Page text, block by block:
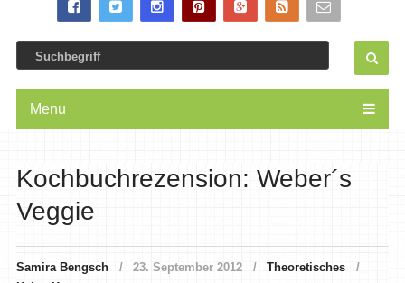
Menu
Kochbuchrezension: Weber´s
Veggie
Samira Bengsch 23. September 2012
Theoretisches